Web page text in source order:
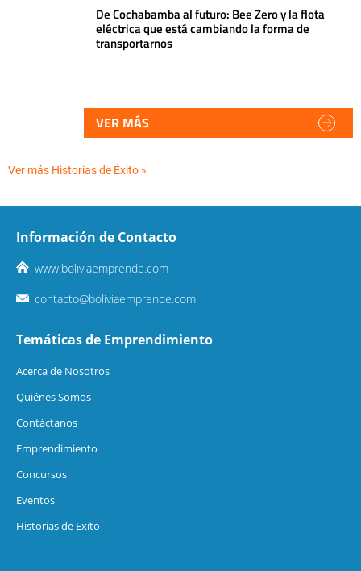
De Cochabamba al futuro: Bee Zero y la flota
eléctrica que está cambiando la forma de
transportarnos
VER MÁS
Ver más Historias de Éxito »
Información de Contacto
www.boliviaemprende.com
contacto@boliviaemprende.com
Temáticas de Emprendimiento
Acerca de Nosotros
Quiénes Somos
Contáctanos
Emprendimiento
Concursos
Eventos
Historias de Exíto